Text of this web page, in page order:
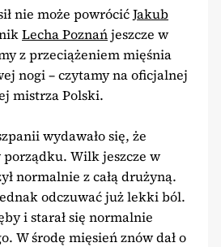
nie może powrócićJakub
Lecha Poznańjeszcze w
z przeciążeniem mięśnia
nogi – czytamy na oficjalnej
mistrza Polski.
wydawało się, że
Wilk jeszcze w
normalnie z całą drużyną.
odczuwać już lekki ból.
i starał się normalnie
W środę mięsień znów dał o